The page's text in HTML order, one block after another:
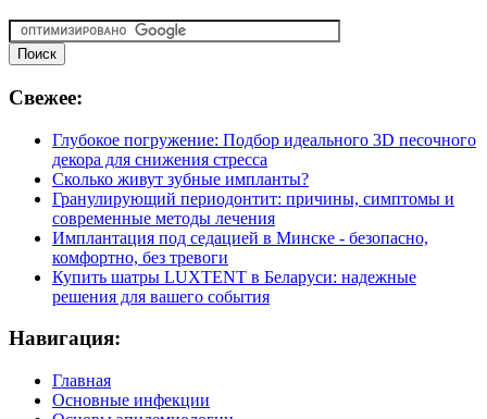
Свежее:
Глубокое погружение: Подбор идеального 3D песочного
декора для снижения стресса
Сколько живут зубные импланты?
Гранулирующий периодонтит: причины, симптомы и
современные методы лечения
Имплантация под седацией в Минске - безопасно,
комфортно, без тревоги
Купить шатры LUXTENT в Беларуси: надежные
решения для вашего события
Навигация:
Главная
Основные инфекции